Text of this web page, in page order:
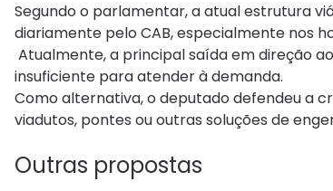
Segundo o parlamentar, a atual estrutura
diariamente pelo CAB, especialmente nos
Atualmente, a principal saída em direção
insuficiente para atender à demanda.
Como alternativa, o deputado defendeu a
viadutos, pontes ou outras soluções de
Outras propostas